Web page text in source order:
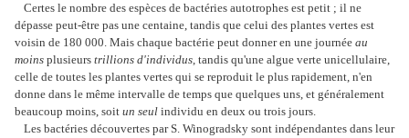
Certes le nombre des espèces de bactéries autotrophes est petit ; il ne
dépasse peut-être pas une centaine, tandis que celui des plantes vertes est
voisin de 180 000. Mais chaque bactérie peut donner en une journée au
moins plusieurs trillions d'individus, tandis qu'une algue verte unicellulaire,
celle de toutes les plantes vertes qui se reproduit le plus rapidement, n'en
donne dans le même intervalle de temps que quelques uns, et généralement
beaucoup moins, soit un seul individu en deux ou trois jours.
Les bactéries découvertes par S. Winogradsky sont indépendantes dans leur